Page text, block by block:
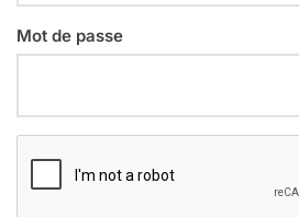
Mot de passe